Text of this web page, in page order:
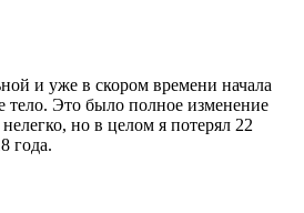
и уже в скором времени начала
тело. Это было полное изменение
но в целом я потерял 22
года.